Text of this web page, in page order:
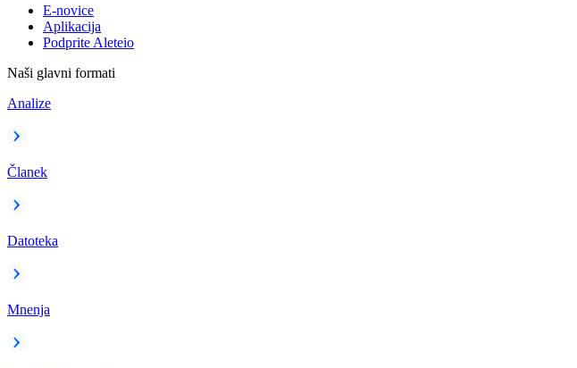
E-novice
Aplikacija
Podprite Aleteio
Naši glavni formati
Analize
Članek
Datoteka
Mnenja